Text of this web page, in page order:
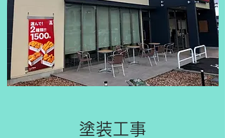
​​塗装工事